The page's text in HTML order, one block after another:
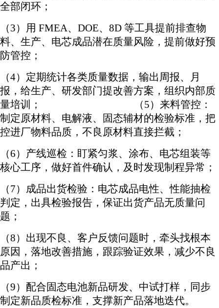
全部闭环；
（3） 用 FMEA、DOE、8D 等工具提前排查物
料、生产、电芯成品潜在质量风险，提前做好预
防管控；
（4） 定期统计各类质量数据，输出周报、月
报，给生产、研发部门提改善方案，组织内部质
量培训；
（5） 来料管控：
制定原材料、电解液、固态辅材的检验标准，把
控进厂物料品质，不良原材料直接拦截；
（6） 产线巡检：盯紧匀浆、涂布、电芯组装等
核心工序，做好首件确认，及时发现制程异常；
（7） 成品出货检验：电芯成品电性、性能抽检
判定，出具检验报告，保证出货产品无质量问
题；
（8） 出现不良、客户反馈问题时，牵头找根本
原因，落地改善措施，跟踪验证效果，减少不良
品产出；
（9） 配合固态电池新品研发、中试打样，同步
制定新品质检标准，支撑新产品落地迭代。